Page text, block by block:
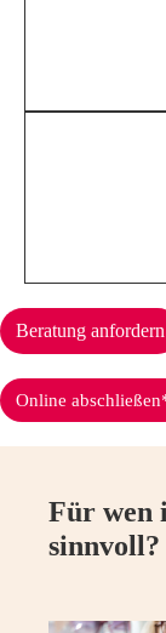
Beratung anfordern
Online
Für wen
sinnvoll?